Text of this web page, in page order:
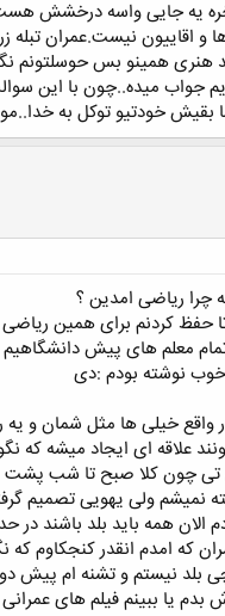
یه جایی واسه درخشش هست
و اقاییون نیست.عمران تبله
هنری همینو بس حوسلتونم
جواب میده..چون با این
بقیش خودتیو توکل به
چرا ریاضی امدین ؟
حفظ کردنم برای همین
تمام معلم های پیش
نوشته بودم :دی
واقع خیلی ها مثل شمان و یه
علاقه ای ایجاد میشه که
تی چون کلا صبح تا شب
نمیشم ولی یهویی تصمیم
الان همه باید بلد باشند
که امدم انقدر کنجکاوم که
نیستم و تشنه ام پیش دو
یا ببینم فیلم های